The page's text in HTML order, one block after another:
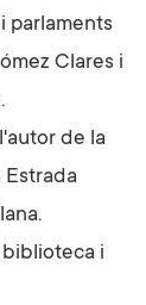
parlaments
Clares i
de la
Estrada
biblioteca i